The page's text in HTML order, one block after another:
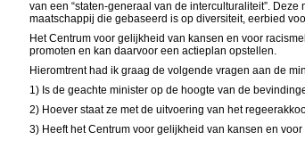
van een “staten-generaal van de interculturaliteit”.
maatschappij die gebaseerd is op diversiteit, eerbied
Het Centrum voor gelijkheid van kansen en voor
promoten en kan daarvoor een actieplan opstellen.
Hieromtrent had ik graag de volgende vragen aan de
1) Is de geachte minister op de hoogte van de
2) Hoever staat ze met de uitvoering van het
3) Heeft het Centrum voor gelijkheid van kansen en